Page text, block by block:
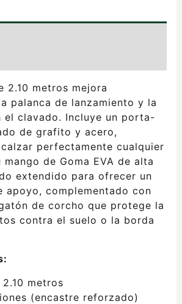
2.10 metros mejora
palanca de lanzamiento y la
el clavado. Incluye un porta-
de grafito y acero,
perfectamente cualquier
de Goma EVA de alta
extendido para ofrecer un
apoyo, complementado con
de corcho que protege la
contra el suelo o la borda
metros
(encastre reforzado)